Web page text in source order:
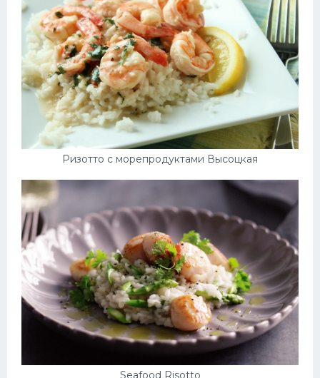
Ризотто с морепродуктами Высоцкая
Seafood Risotto